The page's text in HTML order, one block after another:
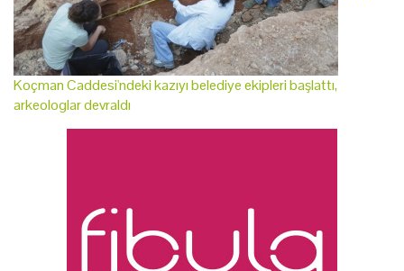
Koçman Caddesi'ndeki kazıyı belediye ekipleri başlattı,
arkeologlar devraldı